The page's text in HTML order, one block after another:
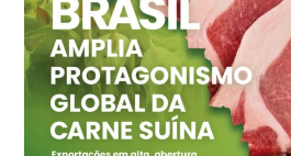
Vermelho
R$ 159,31
cx
Ovo Branco - Regional
Bastos (SP)